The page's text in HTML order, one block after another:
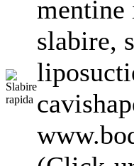
mentine
slabire,